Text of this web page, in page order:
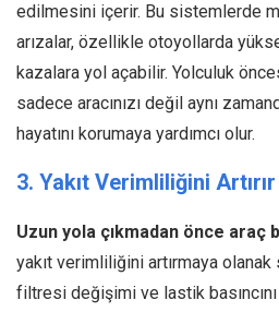
edilmesini içerir. Bu sistemlerde
arızalar, özellikle otoyollarda
kazalara yol açabilir. Yolculuk
sadece aracınızı değil aynı
hayatını korumaya yardımcı olur.
3. Yakıt Verimliliğini Artırır
Uzun yola çıkmadan önce araç
yakıt verimliliğini artırmaya
filtresi değişimi ve lastik